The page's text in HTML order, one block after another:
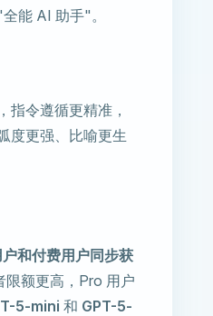
能 AI 助手"。
令遵循更精准，
度更强、比喻更生
和付费用户同步获
额更高，Pro 用户
5-mini 和 GPT-5-